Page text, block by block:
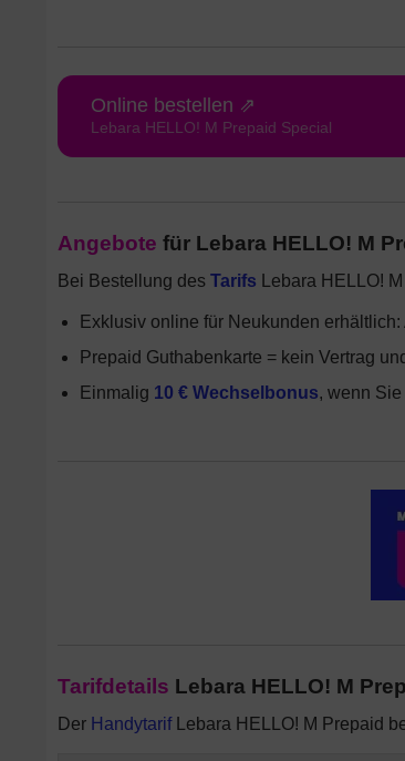
Online bestellen ⇗
Lebara HELLO! M Prepaid Special
Angebote für Lebara HELLO! M
Bei Bestellung des Tarifs Lebara HELLO!
Exklusiv online für Neukunden
Prepaid Guthabenkarte = kein Vertrag
Einmalig 10 € Wechselbonus, wenn
Tarifdetails Lebara HELLO! M
Der HandytarifLebara HELLO! M Prepaid